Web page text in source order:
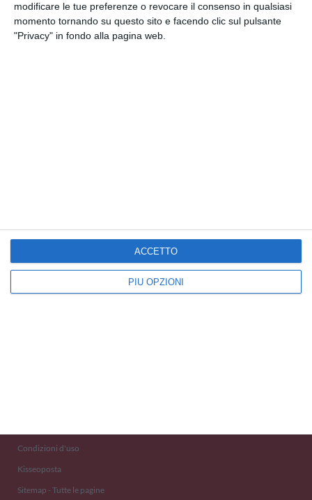
modificare le tue preferenze o revocare il consenso in qualsiasi
momento tornando su questo sito e facendo clic sul pulsante
"Privacy" in fondo alla pagina web.
PIÙ OPZIONI
ACCETTO
Facebook, Twitter, WhatsApp, ...
Condizioni d'uso
Kisseoposta
Sitemap - Tutte le pagine